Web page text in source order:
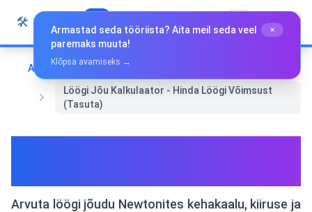
Liigu sisu juurde
🛠️ Eesti
Avaleht
Muud tööriistad
Löögi Jõu Kalkulaator - Hinda Löögi Võimsust
(Tasuta)
Arvuta löögi jõudu Newtonites kehakaalu, kiiruse ja
Armastad seda tööriista? Aita meil seda veel
paremaks muuta!
×
Klõpsa avamiseks →